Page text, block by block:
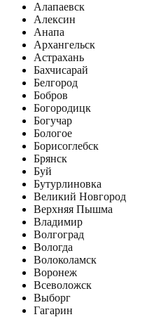
Алапаевск
Алексин
Анапа
Архангельск
Астрахань
Бахчисарай
Белгород
Бобров
Богородицк
Богучар
Бологое
Борисоглебск
Брянск
Буй
Бутурлиновка
Великий Новгород
Верхняя Пышма
Владимир
Волгоград
Вологда
Волоколамск
Воронеж
Всеволожск
Выборг
Гагарин